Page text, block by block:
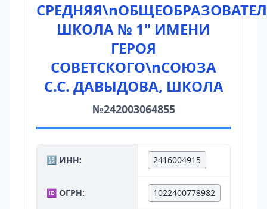
ШКОЛА № 1" ИМЕНИ
ГЕРОЯ
СОВЕТСКОГО\nСОЮЗА
С.С. ДАВЫДОВА, ШКОЛА
№242003064855
🔢 ИНН: 2416004915
🆔 ОГРН: 1022400778982